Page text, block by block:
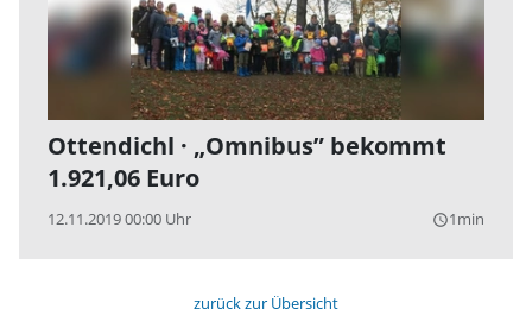
Ottendichl · „Omnibus” bekommt
1.921,06 Euro
12.11.2019 00:00 Uhr query_builder1min
zurück zur Übersicht